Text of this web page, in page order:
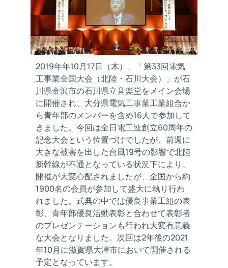
2019年年10月17日（木）、「第33回電気
工事業全国大会（北陸・石川大会）」が石
川県金沢市の石川県立音楽堂をメイン会場
に開催され、大分県電気工事業工業組合か
ら青年部のメンバーを含め16人で参加して
きました。今回は全日電工連創立60周年の
記念大会という位置づけでしたが、前週に
大きな被害を出した台風19号の影響で北陸
新幹線が不通となっている状況下により、
開催が大変心配されましたが、全国から約
1900名の会員が参加して盛大に執り行わ
れました。式典の中では優良事業工組の表
彰、青年部優良活動表彰と合わせて表彰者
のプレゼンテーションも行われ大変有意義
な大会となりました。次回は2年後の2021
年10月に滋賀県大津市において開催される
予定となっています。